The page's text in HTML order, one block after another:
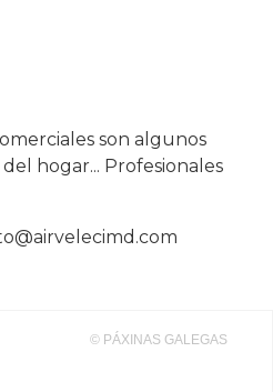
son algunos
hogar... Profesionales
© PÁXINAS GALEGAS